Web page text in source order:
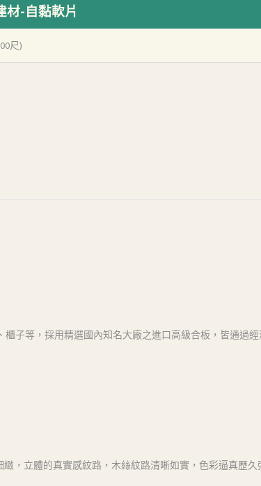
材-自黏軟片
尺)
子等，採用精選國內知名大廠之進口高級合板，皆通過
，立體的真實感紋路，木絲紋路清晰如實，色彩逼真歷久